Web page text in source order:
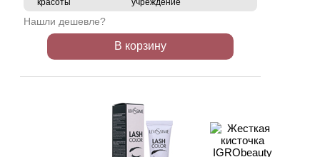
красоты
учреждение
Нашли дешевле?
В корзину